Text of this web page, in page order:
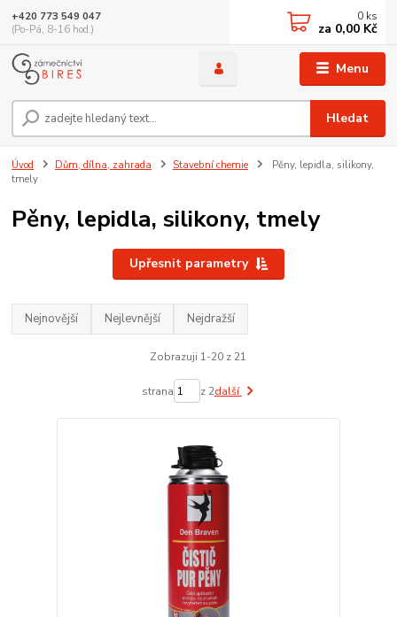
Menu
Hledat
+420 773 549 047
(Po-Pá, 8-16 hod.)
0 ks
za 0,00 Kč
Úvod Dům, dílna, zahrada Stavební chemie
Pěny, lepidla, silikony,
tmely
Pěny, lepidla, silikony, tmely
Upřesnit parametry
Nejnovější Nejlevnější Nejdražší
Zobrazuji 1-20 z 21
strana z 2další